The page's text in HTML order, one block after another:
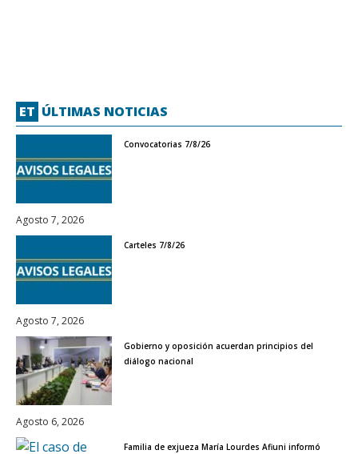
ET ÚLTIMAS NOTICIAS
Convocatorias 7/8/26
Agosto 7, 2026
Carteles 7/8/26
Agosto 7, 2026
Gobierno y oposición acuerdan principios del
diálogo nacional
Agosto 6, 2026
Familia de exjueza María Lourdes Afiuni informó